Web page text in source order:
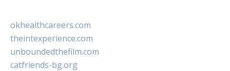
okhealthcareers.com
theintexperience.com
unboundedthefilm.com
catfriends-bg.org